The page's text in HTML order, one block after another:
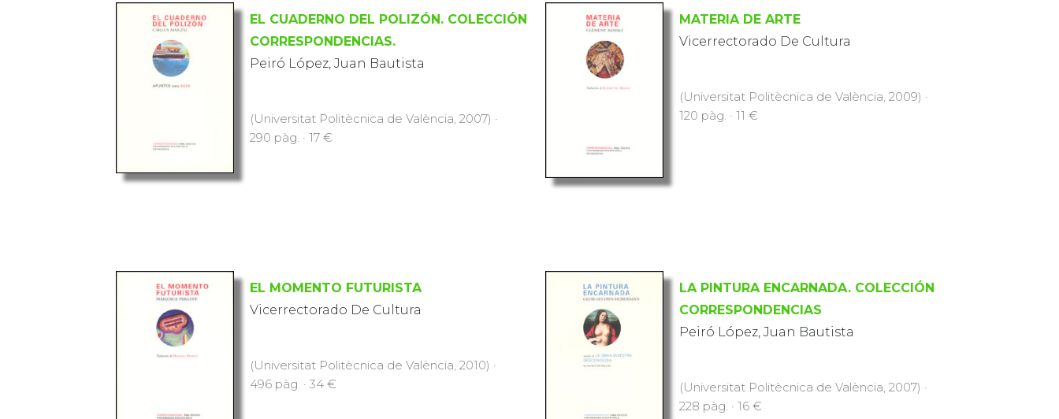
EL CUADERNO DEL POLIZÓN. COLECCIÓN
CORRESPONDENCIAS.
Peiró López, Juan Bautista
(Universitat Politècnica de València, 2007) ·
290 pàg. · 17 €
MATERIA DE ARTE
Vicerrectorado De Cultura
(Universitat Politècnica de València, 2009) ·
120 pàg. · 11 €
EL MOMENTO FUTURISTA
Vicerrectorado De Cultura
(Universitat Politècnica de València, 2010) ·
496 pàg. · 34 €
LA PINTURA ENCARNADA. COLECCIÓN
CORRESPONDENCIAS
Peiró López, Juan Bautista
(Universitat Politècnica de València, 2007) ·
228 pàg. · 16 €